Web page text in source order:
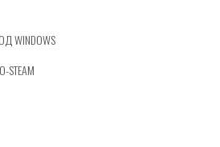
WINDOWS
STEAM